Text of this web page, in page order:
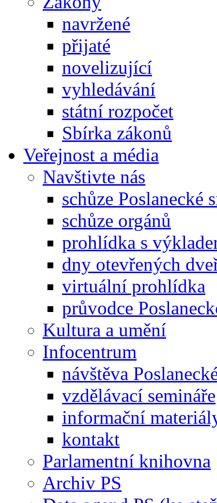
navržené
přijaté
novelizující
vyhledávání
státní rozpočet
Sbírka zákonů
Veřejnost a média
Navštivte nás
schůze Poslanecké
schůze orgánů
prohlídka s
dny otevřených
virtuální prohlídka
průvodce
Kultura a umění
Infocentrum
návštěva
vzdělávací semináře
informační
kontakt
Parlamentní knihovna
Archiv PS